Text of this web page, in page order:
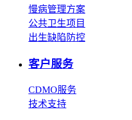
慢病管理方案
公共卫生项目
出生缺陷防控
客户服务
CDMO服务
技术支持